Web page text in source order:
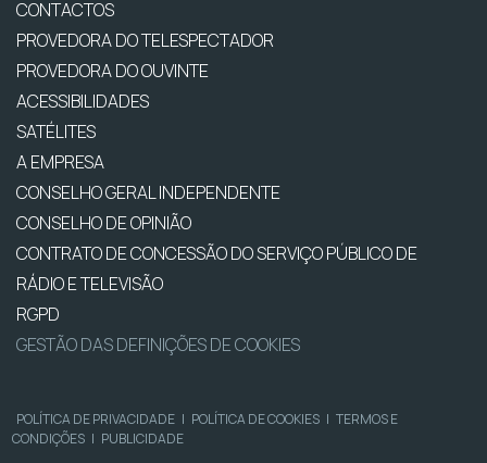
CONTACTOS
PROVEDORA DO TELESPECTADOR
PROVEDORA DO OUVINTE
ACESSIBILIDADES
SATÉLITES
A EMPRESA
CONSELHO GERAL INDEPENDENTE
CONSELHO DE OPINIÃO
CONTRATO DE CONCESSÃO DO SERVIÇO PÚBLICO DE
RÁDIO E TELEVISÃO
RGPD
GESTÃO DAS DEFINIÇÕES DE COOKIES
POLÍTICA DE PRIVACIDADE | POLÍTICA DE COOKIES | TERMOS E
CONDIÇÕES | PUBLICIDADE